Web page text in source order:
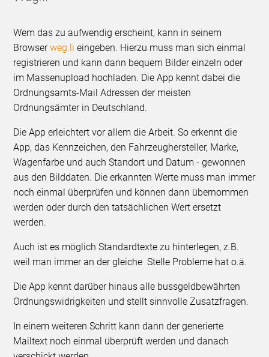
Wem das zu aufwendig erscheint, kann in seinem
Browserweg.li eingeben. Hierzu muss man sich einmal
registrieren und kann dann bequem Bilder einzeln oder
im Massenupload hochladen. Die App kennt dabei die
Ordnungsamts-Mail Adressen der meisten
Ordnungsämter in Deutschland.
Die App erleichtert vor allem die Arbeit. So erkennt die
App, das Kennzeichen, den Fahrzeughersteller, Marke,
Wagenfarbe und auch Standort und Datum - gewonnen
aus den Bilddaten. Die erkannten Werte muss man immer
noch einmal überprüfen und können dann übernommen
werden oder durch den tatsächlichen Wert ersetzt
werden.
Auch ist es möglich Standardtexte zu hinterlegen, z.B.
weil man immer an der gleiche Stelle Probleme hat o.ä.
Die App kennt darüber hinaus alle bussgeldbewährten
Ordnungswidrigkeiten und stellt sinnvolle Zusatzfragen.
In einem weiteren Schritt kann dann der generierte
Mailtext noch einmal überprüft werden und danach